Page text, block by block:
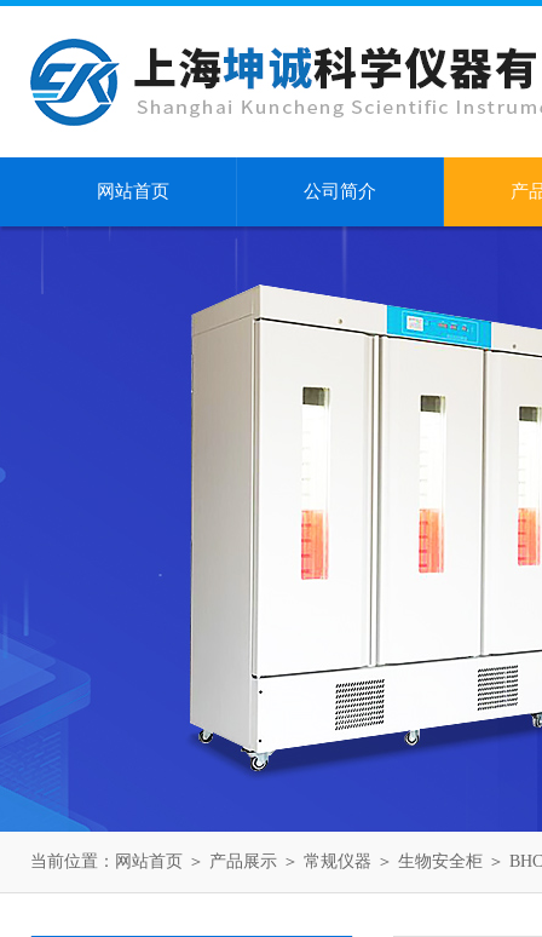
网站首页 公司简介 产
当前位置： 网站首页 ＞ 产品展示 ＞ 常规仪器 ＞ 生物安全柜 ＞